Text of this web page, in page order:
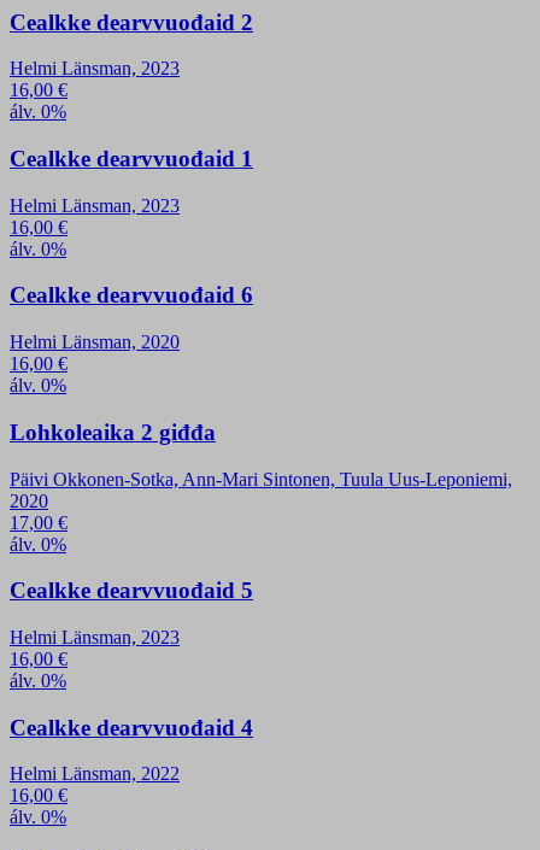
Cealkke dearvvuođaid 2
Helmi Länsman, 2023
16,00 €
álv. 0%
Cealkke dearvvuođaid 1
Helmi Länsman, 2023
16,00 €
álv. 0%
Cealkke dearvvuođaid 6
Helmi Länsman, 2020
16,00 €
álv. 0%
Lohkoleaika 2 giđđa
Päivi Okkonen-Sotka, Ann-Mari Sintonen, Tuula Uus-Leponiemi,
2020
17,00 €
álv. 0%
Cealkke dearvvuođaid 5
Helmi Länsman, 2023
16,00 €
álv. 0%
Cealkke dearvvuođaid 4
Helmi Länsman, 2022
16,00 €
álv. 0%